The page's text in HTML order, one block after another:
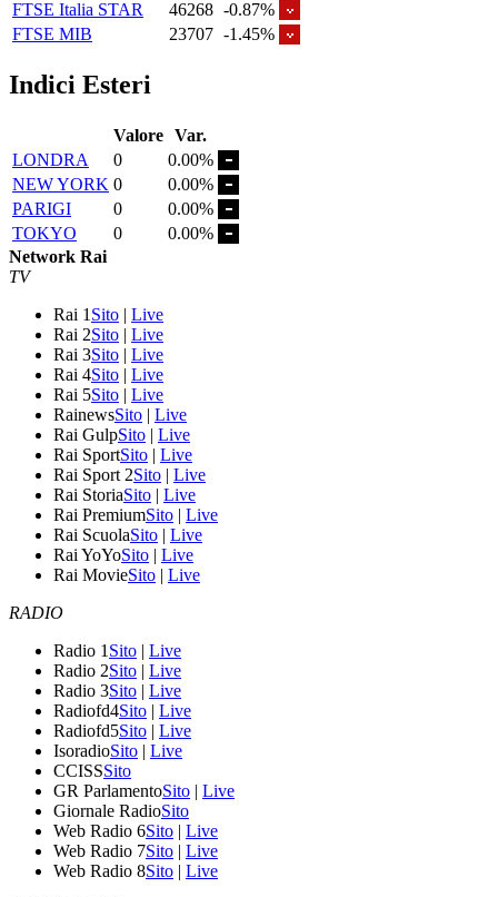
FTSE Italia STAR
46268 -0.87%
FTSE MIB
23707 -1.45%
Indici Esteri
Valore Var.
LONDRA
0
0.00%
NEW YORK 0
0.00%
PARIGI
0
0.00%
TOKYO
0
0.00%
Network Rai
TV
Rai 1 Sito | Live
Rai 2Sito | Live
Rai 3Sito | Live
Rai 4Sito | Live
Rai 5Sito | Live
RainewsSito | Live
Rai GulpSito | Live
Rai SportSito | Live
Rai Sport 2Sito | Live
Rai StoriaSito | Live
Rai PremiumSito | Live
Rai ScuolaSito | Live
Rai YoYoSito | Live
Rai MovieSito | Live
RADIO
Radio 1 Sito | Live
Radio 2Sito | Live
Radio 3Sito | Live
Radiofd4Sito | Live
Radiofd5Sito | Live
IsoradioSito | Live
CCISSSito
GR ParlamentoSito | Live
Giornale RadioSito
Web Radio 6Sito | Live
Web Radio 7Sito | Live
Web Radio 8Sito | Live